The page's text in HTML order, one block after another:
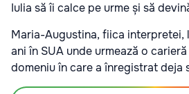
Iulia să îi calce pe urme și să
Maria-Augustina, fiica interpretei,
ani în SUA unde urmează o
domeniu în care a înregistrat deja